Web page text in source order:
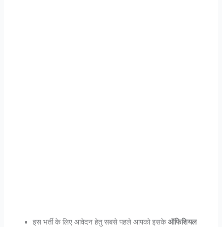
इस भर्ती के लिए आवेदन हेतु सबसे पहले आपको इसकेऑफिशियल